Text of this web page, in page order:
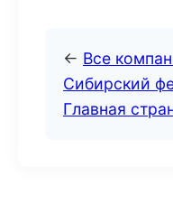
← Все
Сибирский
Главная